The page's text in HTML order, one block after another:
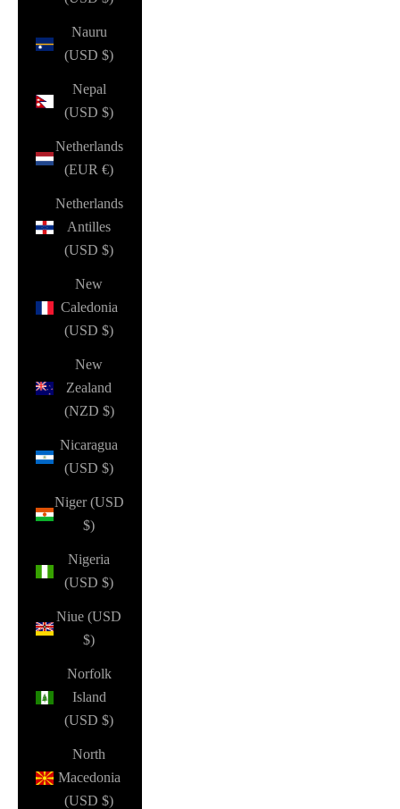
Nauru
(USD $)
Nepal
(USD $)
Netherlands
(EUR €)
Netherlands
Antilles
(USD $)
New
Caledonia
(USD $)
New
Zealand
(NZD $)
Nicaragua
(USD $)
Niger (USD
$)
Nigeria
(USD $)
Niue (USD
$)
Norfolk
Island
(USD $)
North
Macedonia
(USD $)